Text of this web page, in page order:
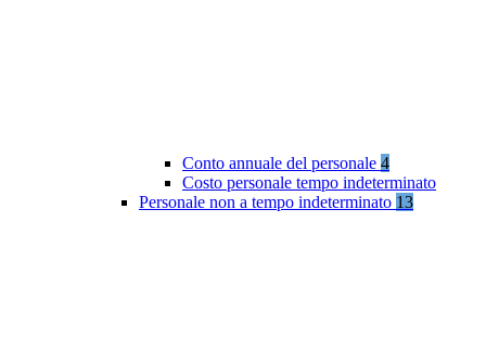
Conto annuale del personale 4
Costo personale tempo indeterminato
Personale non a tempo indeterminato 13